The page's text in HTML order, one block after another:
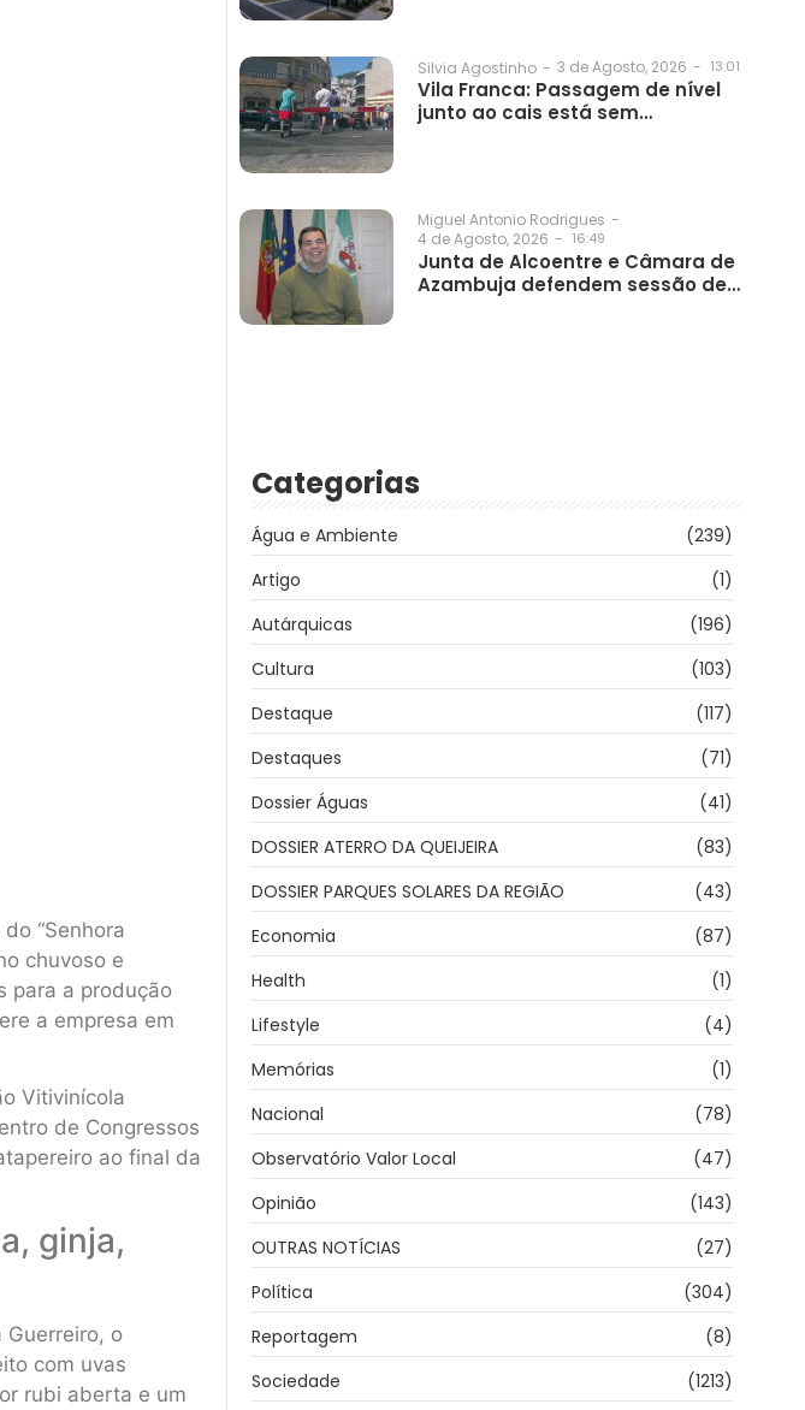
“Senhora
chuvoso e
para a produção
a empresa em
Vitivinícola
de Congressos
ao final da
ginja,
Guerreiro, o
com uvas
rubi aberta e um
Silvia Agostinho - 3 de Agosto, 2026 - 13:01
Vila Franca: Passagem de nível
junto ao cais está sem…
Miguel Antonio Rodrigues -
4 de Agosto, 2026 - 16:49
Junta de Alcoentre e Câmara de
Azambuja defendem sessão de…
Categorias
Água e Ambiente
(239)
Artigo
(1)
Autárquicas
(196)
Cultura
(103)
Destaque
(117)
Destaques
(71)
Dossier Águas
(41)
DOSSIER ATERRO DA QUEIJEIRA
(83)
DOSSIER PARQUES SOLARES DA REGIÃO
(43)
Economia
(87)
Health
(1)
Lifestyle
(4)
Memórias
(1)
Nacional
(78)
Observatório Valor Local
(47)
Opinião
(143)
OUTRAS NOTÍCIAS
(27)
Política
(304)
Reportagem
(8)
Sociedade
(1213)